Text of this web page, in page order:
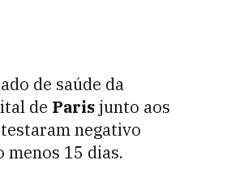
de saúde da
de Parisjunto aos
negativo
15 dias.